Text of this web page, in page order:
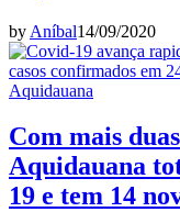
by Aníbal14/09/2020
Aquidauana
Com mais
Aquidauana
19 e tem 14